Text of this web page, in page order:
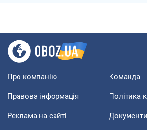
Про компанію Команда
Правова інформація Політика
Реклама на сайті Документи